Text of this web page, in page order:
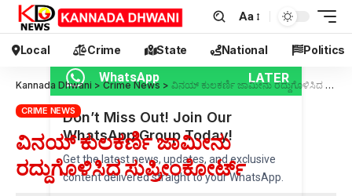
Aa
Local Crime State National Politics
Kannada Dhwani >Crime News > ವಿನಯ್ ಕುಲಕರ್ಣಿ ಜಾಮೀನು ರದ್ದುಗೊಳಿಸಿದ ಸುಪ್ರೀಂಕೋರ್ಟ್
CRIME NEWS
ವಿನಯ್ ಕುಲಕರ್ಣಿ ಜಾಮೀನು
ರದ್ದುಗೊಳಿಸಿದ ಸುಪ್ರೀಂಕೋರ್ಟ್
WhatsApp LATER
Don’t Miss Out! Join Our
WhatsApp Group Today!
Get the latest news, updates, and exclusive
content delivered straight to your WhatsApp.